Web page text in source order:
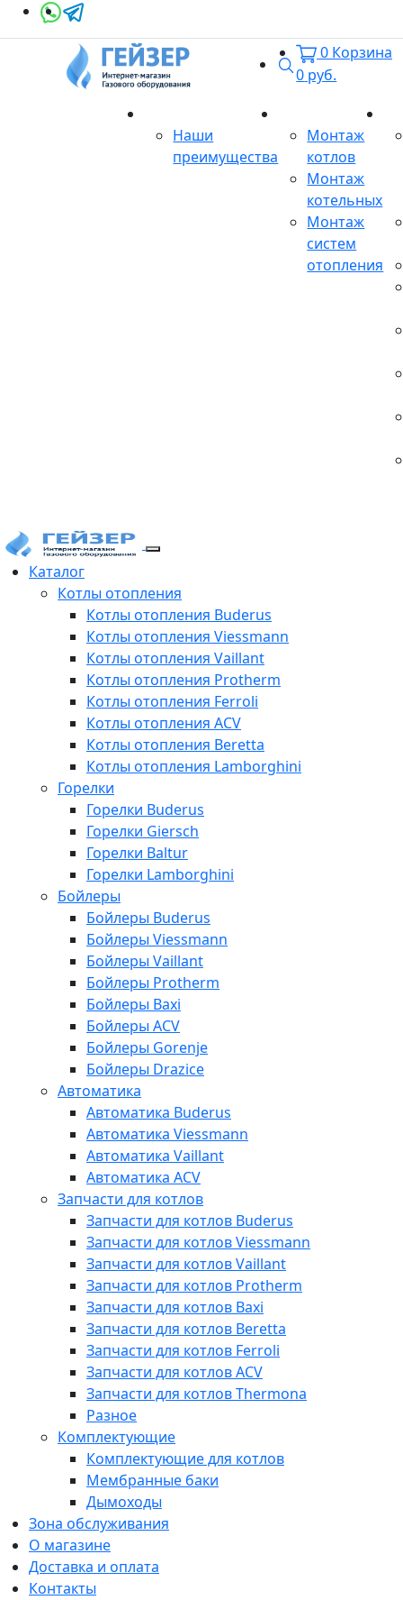
Поиск
0 Корзина
0 руб.
Наши
преимущества
Монтаж
котлов
Монтаж
котельных
Монтаж
систем
отопления
Каталог
Котлы отопления
Котлы отопления Buderus
Котлы отопления Viessmann
Котлы отопления Vaillant
Котлы отопления Protherm
Котлы отопления Ferroli
Котлы отопления ACV
Котлы отопления Beretta
Котлы отопления Lamborghini
Горелки
Горелки Buderus
Горелки Giersch
Горелки Baltur
Горелки Lamborghini
Бойлеры
Бойлеры Buderus
Бойлеры Viessmann
Бойлеры Vaillant
Бойлеры Protherm
Бойлеры Baxi
Бойлеры ACV
Бойлеры Gorenje
Бойлеры Drazice
Автоматика
Автоматика Buderus
Автоматика Viessmann
Автоматика Vaillant
Автоматика ACV
Запчасти для котлов
Запчасти для котлов Buderus
Запчасти для котлов Viessmann
Запчасти для котлов Vaillant
Запчасти для котлов Protherm
Запчасти для котлов Baxi
Запчасти для котлов Beretta
Запчасти для котлов Ferroli
Запчасти для котлов ACV
Запчасти для котлов Thermona
Разное
Комплектующие
Комплектующие для котлов
Мембранные баки
Дымоходы
Зона обслуживания
О магазине
Доставка и оплата
Контакты